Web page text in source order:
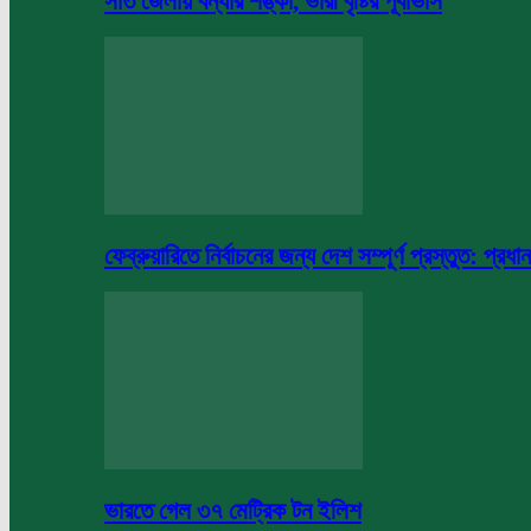
ফেব্রুয়ারিতে নির্বাচনের জন্য দেশ সম্পূর্ণ প্রস্তুত: প্রধান
ভারতে গেল ৩৭ মেট্রিক টন ইলিশ